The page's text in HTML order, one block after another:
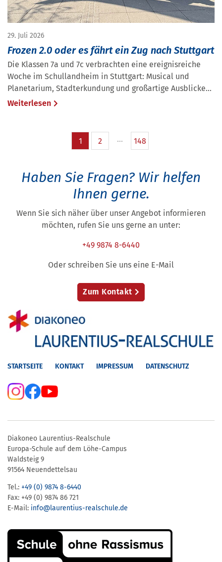
29. Juli 2026
Frozen 2.0 oder es fährt ein Zug nach Stuttgart
Die Klassen 7a und 7c verbrachten eine ereignisreiche
Woche im Schullandheim in Stuttgart: Musical und
Planetarium, Stadterkundung und großartige Ausblicke...
Weiterlesen
1 2 148
Haben Sie Fragen? Wir helfen
Ihnen gerne.
Wenn Sie sich näher über unser Angebot informieren
möchten, rufen Sie uns gerne an unter:
+49 9874 8-6440
Oder schreiben Sie uns eine E-Mail
Zum Kontakt
STARTSEITE KONTAKT IMPRESSUM DATENSCHUTZ
Diakoneo Laurentius-Realschule
Europa-Schule auf dem Löhe-Campus
Waldsteig 9
91564 Neuendettelsau
Tel.: +49 (0) 9874 8-6440
Fax: +49 (0) 9874 86 721
E-Mail: info@laurentius-realschule.de